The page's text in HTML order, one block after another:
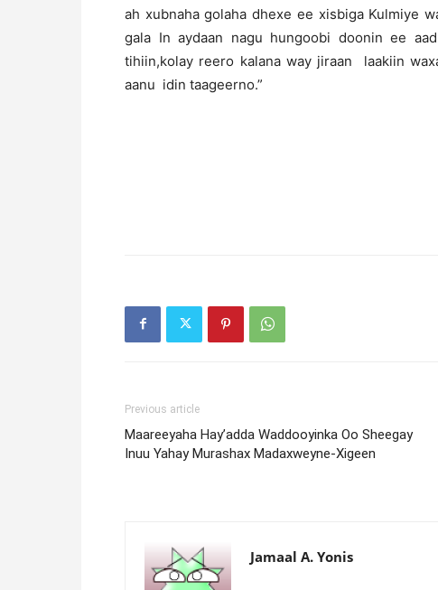
ah xubnaha golaha dhexe ee xisbiga Kulmiye
gala In aydaan nagu hungoobi doonin ee
tihiin,kolay reero kalana way jiraan laakiin
aanu idin taageerno.”
Previous article
Maareeyaha Hay’adda Waddooyinka Oo Sheegay
Inuu Yahay Murashax Madaxweyne-Xigeen
Jamaal A. Yonis